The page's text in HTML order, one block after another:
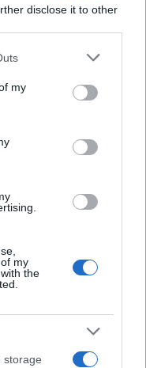
disclose it to other
one or more Google
You may click to
third-party tags to
in below Google
my
my
the
storage
scrive al sindaco
le licenze a chi ha
e pubblichiamo: